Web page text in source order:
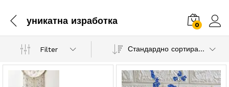
уникатна изработка 0
Filter Стандардно сортирање